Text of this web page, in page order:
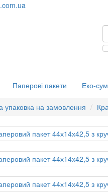
Паперові пакети Еко-
упаковка на замовлення